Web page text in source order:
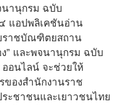
นานุกรม ฉบับ
แอปพลิเคชันอ่าน
ราชบัณฑิตยสถาน
” และพจนานุกรม ฉบับ
นไลน์ จะช่วยให้
ของสำนักงานราช
ะชาชนและเยาวชนไทย